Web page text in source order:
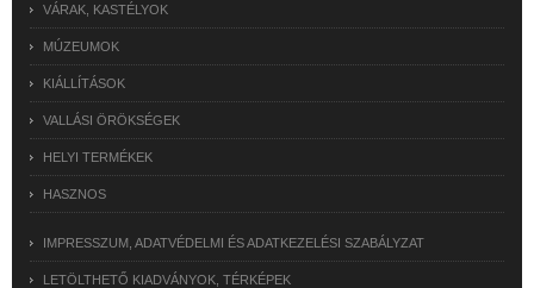
VÁRAK, KASTÉLYOK
MÚZEUMOK
KIÁLLÍTÁSOK
VALLÁSI ÖRÖKSÉGEK
HELYI TERMÉKEK
HASZNOS
IMPRESSZUM, ADATVÉDELMI ÉS ADATKEZELÉSI SZABÁLYZAT
LETÖLTHETŐ KIADVÁNYOK, TÉRKÉPEK